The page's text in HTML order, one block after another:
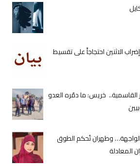
الاثنين احتجاجاً على تقسيط
القاسمية.. خريس: ما دمّره العدو
وطهران تُحكم الطوق
المعادلة